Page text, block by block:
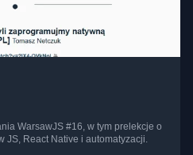
WarsawJS #16, w tym prelekcje o
JS, React Native i automatyzacji.